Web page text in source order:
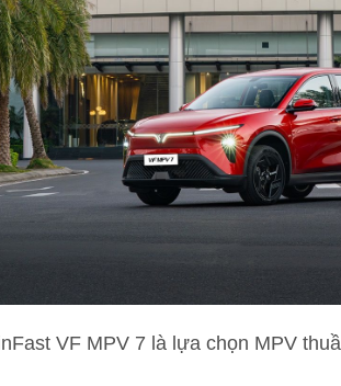
VF MPV 7 là lựa chọn MPV